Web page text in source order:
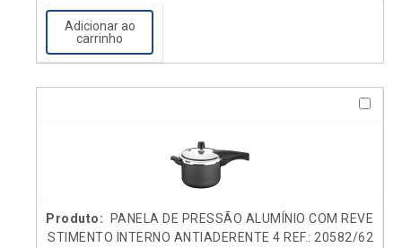
Adicionar ao
carrinho
PANELA DE PRESSÃO ALUMÍNIO COM REVE
STIMENTO INTERNO ANTIADERENTE 4 REF.: 20582/62